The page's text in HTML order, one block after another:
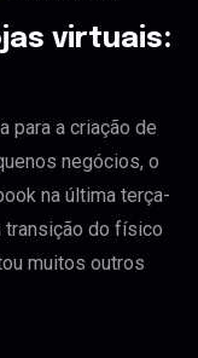
virtuais:
para a criação de
negócios, o
na última terça-
transição do físico
muitos outros